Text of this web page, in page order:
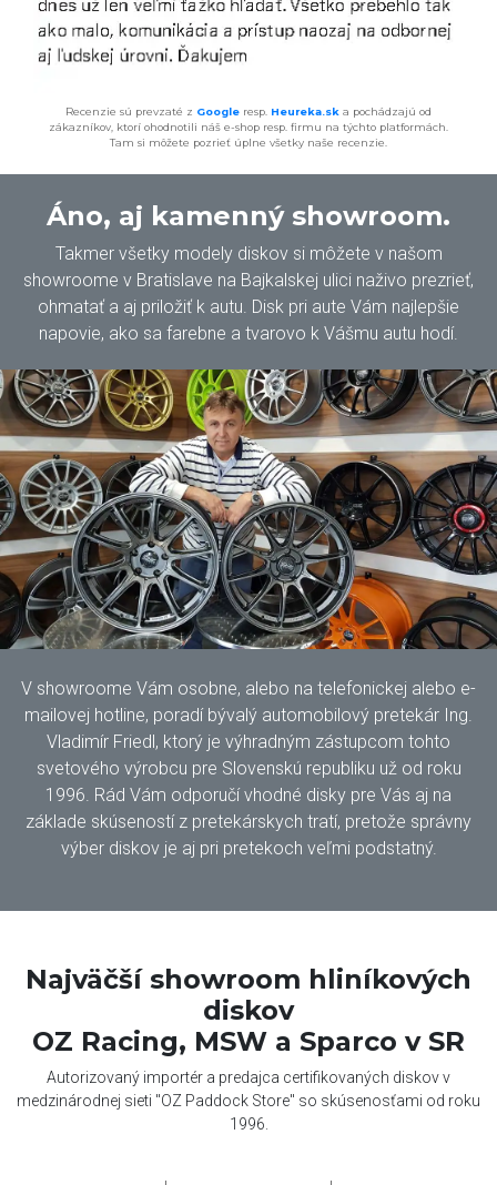
Recenzie sú prevzaté z Google resp. Heureka.sk a pochádzajú od
zákazníkov, ktorí ohodnotili náš e-shop resp. firmu na týchto platformách.
Tam si môžete pozrieť úplne všetky naše recenzie.
Áno, aj kamenný showroom.
Takmer všetky modely diskov si môžete v našom
showroome v Bratislave na Bajkalskej ulici naživo prezrieť,
ohmatať a aj priložiť k autu. Disk pri aute Vám najlepšie
napovie, ako sa farebne a tvarovo k Vášmu autu hodí.
V showroome Vám osobne, alebo na telefonickej alebo e-
mailovej hotline, poradí bývalý automobilový pretekár Ing.
Vladimír Friedl, ktorý je výhradným zástupcom tohto
svetového výrobcu pre Slovenskú republiku už od roku
1996. Rád Vám odporučí vhodné disky pre Vás aj na
základe skúseností z pretekárskych tratí, pretože správny
výber diskov je aj pri pretekoch veľmi podstatný.
Najväčší showroom hliníkových
diskov
OZ Racing, MSW a Sparco v SR
Autorizovaný importér a predajca certifikovaných diskov v
medzinárodnej sieti "OZ Paddock Store" so skúsenosťami od roku
1996.